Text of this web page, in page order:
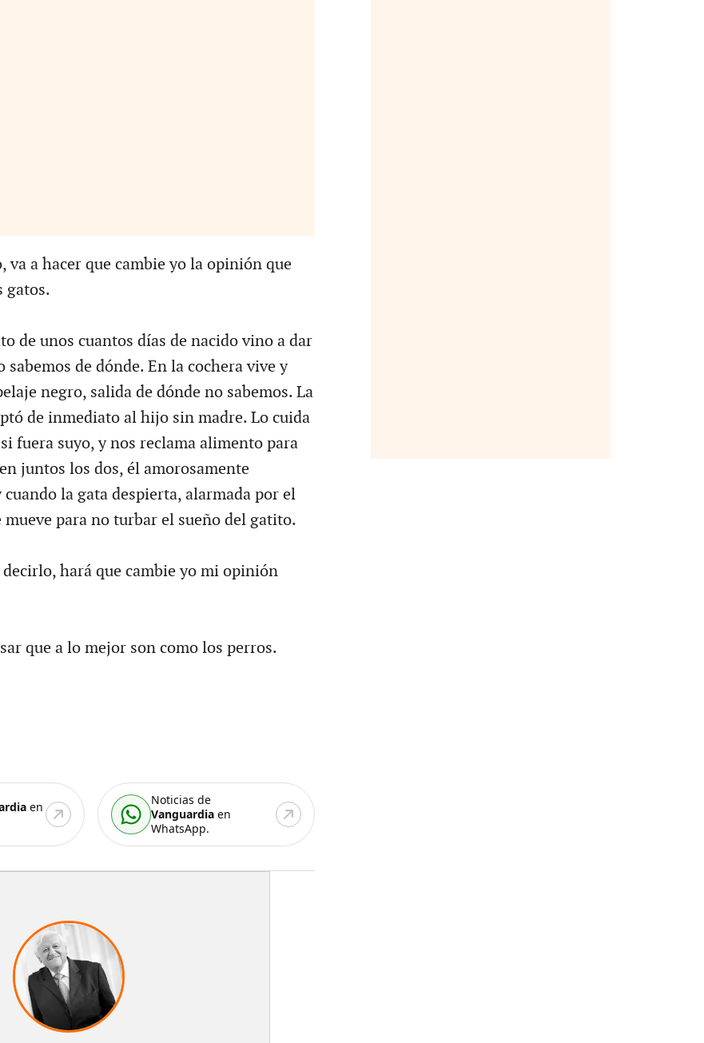
va a hacer que cambie yo la opinión que
gatos.
de unos cuantos días de nacido vino a dar
sabemos de dónde. En la cochera vive y
negro, salida de dónde no sabemos. La
de inmediato al hijo sin madre. Lo cuida
fuera suyo, y nos reclama alimento para
juntos los dos, él amorosamente
la gata despierta, alarmada por el
para no turbar el sueño del gatito.
decirlo, hará que cambie yo mi opinión
que a lo mejor son como los perros.
en
Noticias de
Vanguardia en
WhatsApp.